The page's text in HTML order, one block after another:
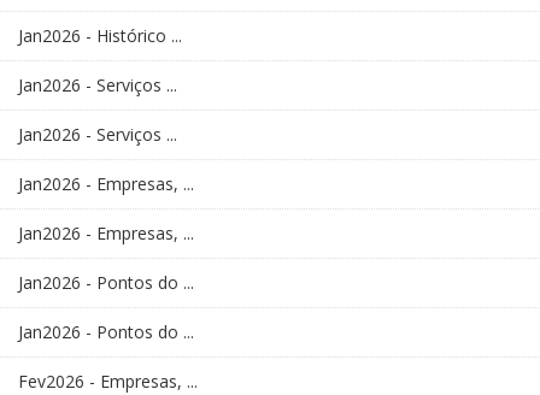
Jan2026 - Histórico ...
Jan2026 - Serviços ...
Jan2026 - Serviços ...
Jan2026 - Empresas, ...
Jan2026 - Empresas, ...
Jan2026 - Pontos do ...
Jan2026 - Pontos do ...
Fev2026 - Empresas, ...